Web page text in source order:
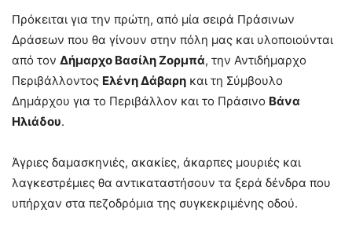
Πρόκειται για την πρώτη, από μία σειρά Πράσινων
Δράσεων που θα γίνουν στην πόλη μας και υλοποιούνται
από τον Δήμαρχο Βασίλη Ζορμπά, την Αντιδήμαρχο
Περιβάλλοντος Ελένη Δάβαρη και τη Σύμβουλο
Δημάρχου για το Περιβάλλον και το Πράσινο Βάνα
Ηλιάδου.
Άγριες δαμασκηνιές, ακακίες, άκαρπες μουριές και
λαγκεστρέμιες θα αντικαταστήσουν τα ξερά δένδρα που
υπήρχαν στα πεζοδρόμια της συγκεκριμένης οδού.